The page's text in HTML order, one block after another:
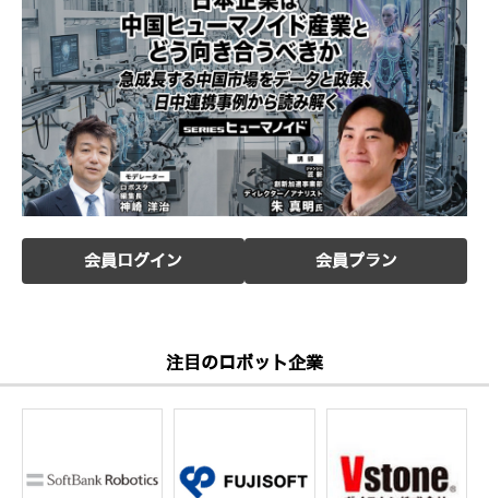
会員ログイン 会員プラン
注目のロボット企業